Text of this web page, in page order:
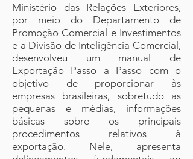
Ministério das Relações Exteriores,
por meio do Departamento de
Promoção Comercial e Investimentos
e a Divisão de Inteligência Comercial,
desenvolveu um manual de
Exportação Passo a Passo com o
objetivo de proporcionar às
empresas brasileiras, sobretudo as
pequenas e médias, informações
básicas sobre os principais
procedimentos relativos à
exportação. Nele, apresenta